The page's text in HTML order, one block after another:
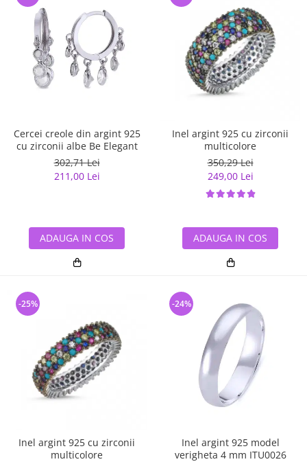
Cercei creole din argint 925
cu zirconii albe Be Elegant
302,71 Lei
211,00 Lei
ADAUGA IN COS
Inel argint 925 cu zirconii
multicolore
350,29 Lei
249,00 Lei
ADAUGA IN COS
Inel argint 925 cu zirconii
multicolore
-25%
Inel argint 925 model
verigheta 4 mm ITU0026
-24%